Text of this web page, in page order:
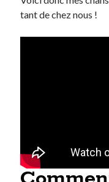
Geek
Parole de Follower
Patchwork
tant de chez nous !